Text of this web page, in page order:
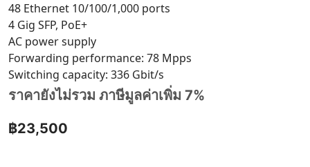
48 Ethernet 10/100/1,000 ports
4 Gig SFP, PoE+
AC power supply
Forwarding performance: 78 Mpps
Switching capacity: 336 Gbit/s
ราคายังไม่รวม ภาษีมูลค่าเพิ่ม 7%
฿23,500